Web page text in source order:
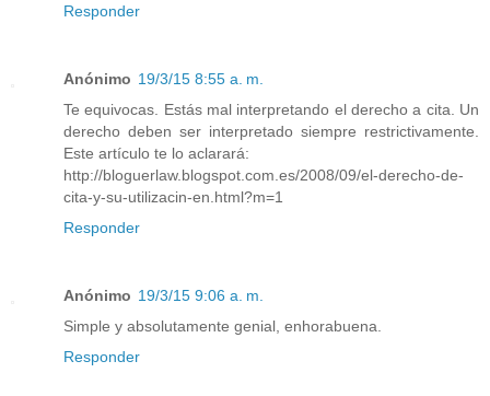
Responder
Anónimo 19/3/15 8:55 a. m.
Te equivocas. Estás mal interpretando el derecho a cita. Un
derecho deben ser interpretado siempre restrictivamente.
Este artículo te lo aclarará:
http://bloguerlaw.blogspot.com.es/2008/09/el-derecho-de-
cita-y-su-utilizacin-en.html?m=1
Responder
Anónimo 19/3/15 9:06 a. m.
Simple y absolutamente genial, enhorabuena.
Responder